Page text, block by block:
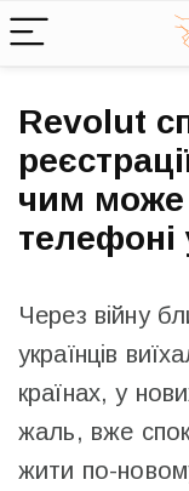
Revolut
чим може
телефоні
Через війну
українців
країнах, у
жаль, вже
жити по-